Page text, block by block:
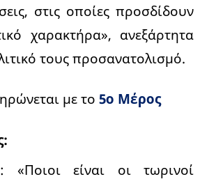
στις οποίες προσδίδουν
χαρακτήρα», ανεξάρτητα
τους προσανατολισμό.
με το 5ο Μέρος
«Ποιοι είναι οι τωρινοί